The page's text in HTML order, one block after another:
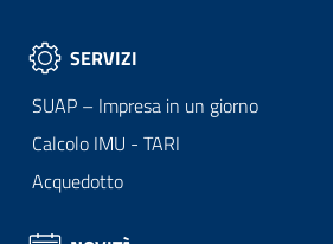
SERVIZI
SUAP – Impresa in un giorno
Calcolo IMU - TARI
Acquedotto